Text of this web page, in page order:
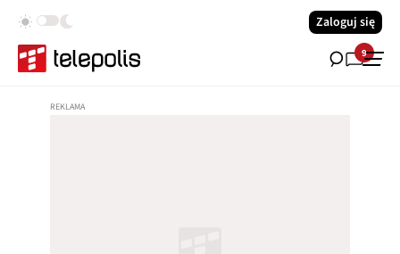
Zaloguj się
9